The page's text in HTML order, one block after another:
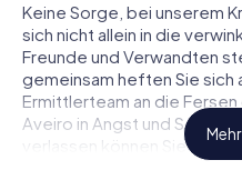
Keine Sorge, bei unserem
sich nicht allein in die
Freunde und Verwandten
gemeinsam heften Sie sich
Ermittlerteam an die
Aveiro in Angst und
verlassen können Sie sich
Ermittlerutensil, Ihr